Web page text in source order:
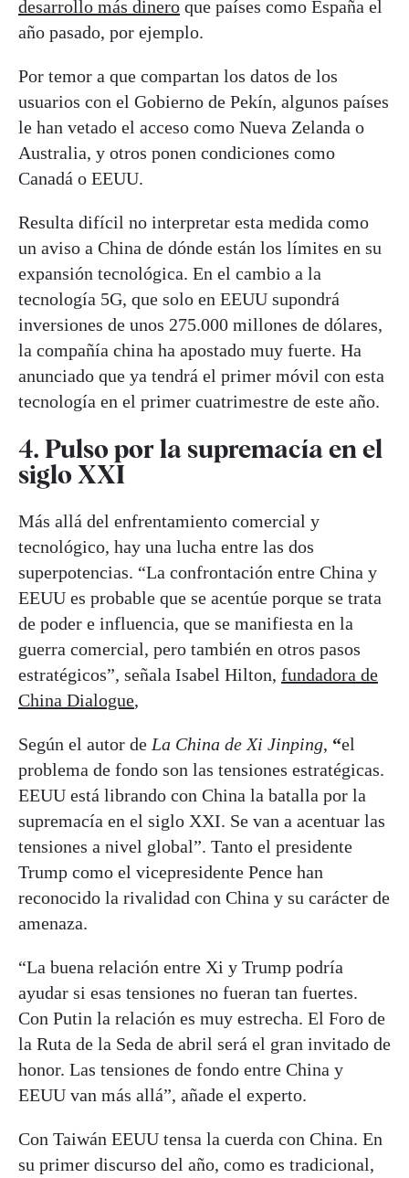
desarrollo más dinero que países como España el
año pasado, por ejemplo.
Por temor a que compartan los datos de los
usuarios con el Gobierno de Pekín, algunos países
le han vetado el acceso como Nueva Zelanda o
Australia, y otros ponen condiciones como
Canadá o EEUU.
Resulta difícil no interpretar esta medida como
un aviso a China de dónde están los límites en su
expansión tecnológica. En el cambio a la
tecnología 5G, que solo en EEUU supondrá
inversiones de unos 275.000 millones de dólares,
la compañía china ha apostado muy fuerte. Ha
anunciado que ya tendrá el primer móvil con esta
tecnología en el primer cuatrimestre de este año.
4. Pulso por la supremacía en el
siglo XXI
Más allá del enfrentamiento comercial y
tecnológico, hay una lucha entre las dos
superpotencias. “La confrontación entre China y
EEUU es probable que se acentúe porque se trata
de poder e influencia, que se manifiesta en la
guerra comercial, pero también en otros pasos
estratégicos”, señala Isabel Hilton, fundadora de
China Dialogue,
Según el autor de La China de Xi Jinping, “el
problema de fondo son las tensiones estratégicas.
EEUU está librando con China la batalla por la
supremacía en el siglo XXI. Se van a acentuar las
tensiones a nivel global”. Tanto el presidente
Trump como el vicepresidente Pence han
reconocido la rivalidad con China y su carácter de
amenaza.
“La buena relación entre Xi y Trump podría
ayudar si esas tensiones no fueran tan fuertes.
Con Putin la relación es muy estrecha. El Foro de
la Ruta de la Seda de abril será el gran invitado de
honor. Las tensiones de fondo entre China y
EEUU van más allá”, añade el experto.
Con Taiwán EEUU tensa la cuerda con China. En
su primer discurso del año, como es tradicional,